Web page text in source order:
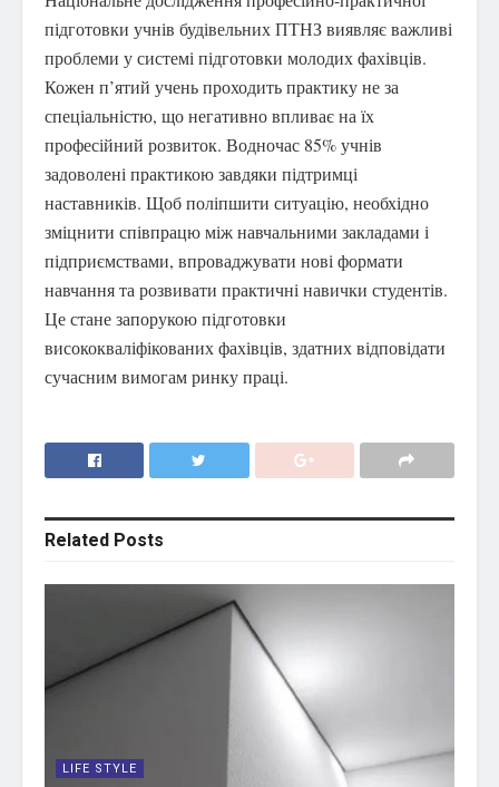
підготовки учнів будівельних ПТНЗ виявляє важливі
проблеми у системі підготовки молодих фахівців.
Кожен п’ятий учень проходить практику не за
спеціальністю, що негативно впливає на їх
професійний розвиток. Водночас 85% учнів
задоволені практикою завдяки підтримці
наставників. Щоб поліпшити ситуацію, необхідно
зміцнити співпрацю між навчальними закладами і
підприємствами, впроваджувати нові формати
навчання та розвивати практичні навички студентів.
Це стане запорукою підготовки
висококваліфікованих фахівців, здатних відповідати
сучасним вимогам ринку праці.
Related Posts
LIFE STYLE